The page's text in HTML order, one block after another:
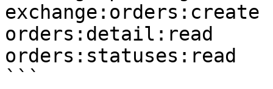
exchange:orders:create
orders:detail:read
orders:statuses:read
```